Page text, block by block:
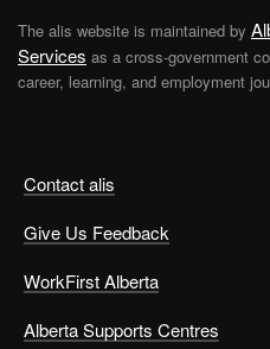
Contact alis
Give Us Feedback
WorkFirst Alberta
Alberta Supports Centres
The alis website is maintained by
Services as a cross-government
career, learning, and employment